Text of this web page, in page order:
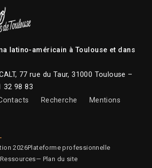
latino-américain à Toulouse et dans
77 rue du Taur, 31000 Toulouse –
32 98 83
Recherche
Mentions
2026Plateforme professionnelle
Ressources— Plan du site